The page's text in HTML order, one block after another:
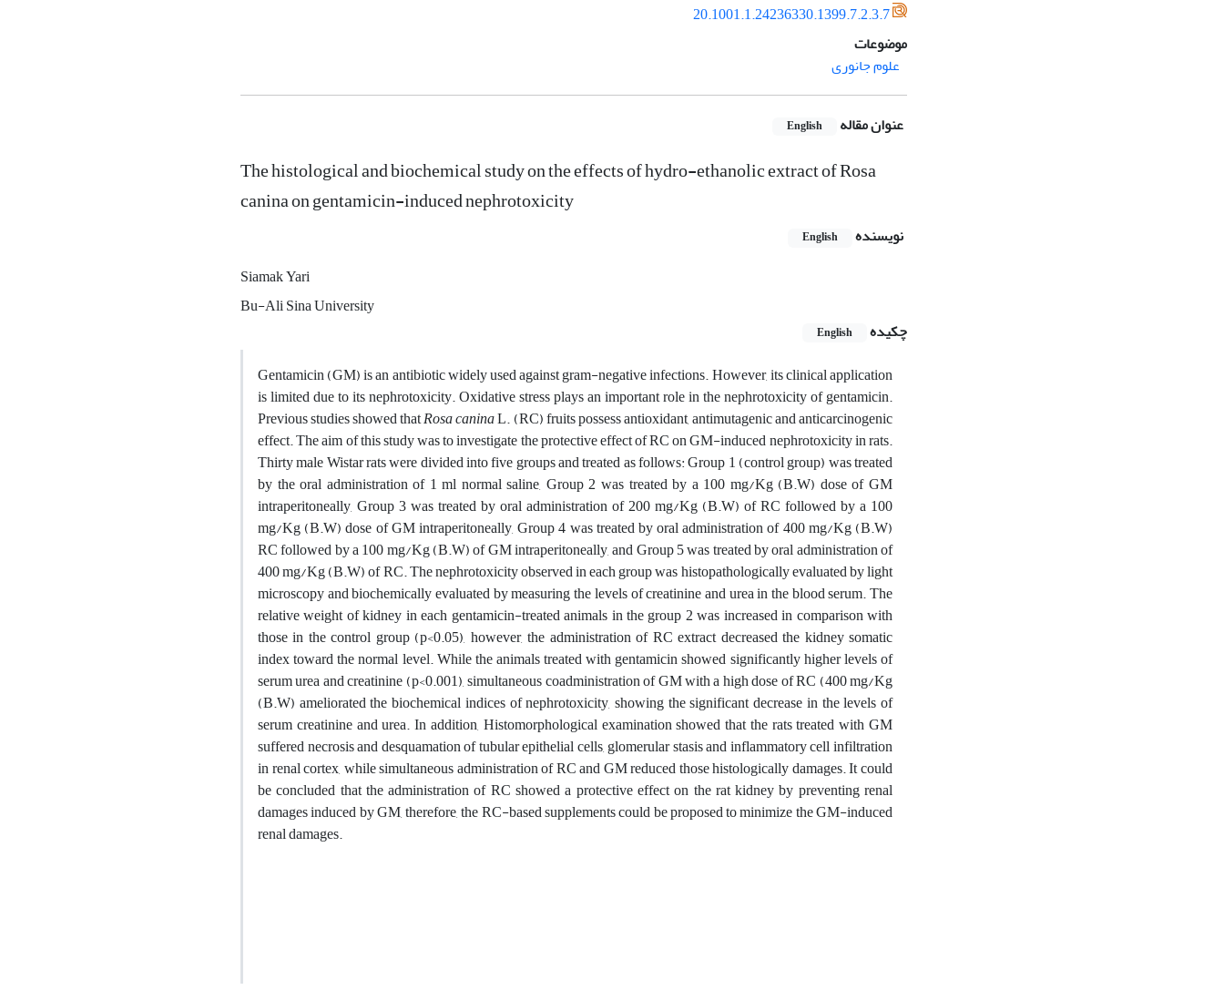
20.1001.1.24236330.1399.7.2.3.7
موضوعات
علوم جانوری
عنوان مقاله English
The histological and biochemical study on the effects of hydro-ethanolic extract of Rosa
canina on gentamicin-induced nephrotoxicity
نویسنده English
Siamak Yari
Bu-Ali Sina University
چکیده
English
Gentamicin (GM) is an antibiotic widely used against gram-negative infections. However, its clinical application
is limited due to its nephrotoxicity. Oxidative stress plays an important role in the nephrotoxicity of gentamicin.
Previous studies showed thatRosa caninaL. (RC) fruits possess antioxidant, antimutagenic and anticarcinogenic
effect. The aim of this study was to investigate the protective effect of RC on GM-induced nephrotoxicity in rats.
Thirty male Wistar rats were divided into five groups and treated as follows: Group 1 (control group) was treated
by the oral administration of 1 ml normal saline, Group 2 was treated by a 100 mg/Kg (B.W) dose of GM
intraperitoneally, Group 3 was treated by oral administration of 200 mg/Kg (B.W) of RC followed by a 100
mg/Kg (B.W) dose of GM intraperitoneally, Group 4 was treated by oral administration of 400 mg/Kg (B.W)
RC followed by a 100 mg/Kg (B.W) of GM intraperitoneally, and Group 5 was treated by oral administration of
400 mg/Kg (B.W) of RC. The nephrotoxicity observed in each group was histopathologically evaluated by light
microscopy and biochemically evaluated by measuring the levels of creatinine and urea in the blood serum. The
relative weight of kidney in each gentamicin-treated animals in the group 2 was increased in comparison with
those in the control group (p<0.05), however, the administration of RC extract decreased the kidney somatic
index toward the normal level. While the animals treated with gentamicin showed significantly higher levels of
serum urea and creatinine (p<0.001), simultaneous coadministration of GM with a high dose of RC (400 mg/Kg
(B.W) ameliorated the biochemical indices of nephrotoxicity, showing the significant decrease in the levels of
serum creatinine and urea. In addition, Histomorphological examination showed that the rats treated with GM
suffered necrosis and desquamation of tubular epithelial cells, glomerular stasis and inflammatory cell infiltration
in renal cortex, while simultaneous administration of RC and GM reduced those histologically damages. It could
be concluded that the administration of RC showed a protective effect on the rat kidney by preventing renal
damages induced by GM, therefore, the RC-based supplements could be proposed to minimize the GM-induced
renal damages.